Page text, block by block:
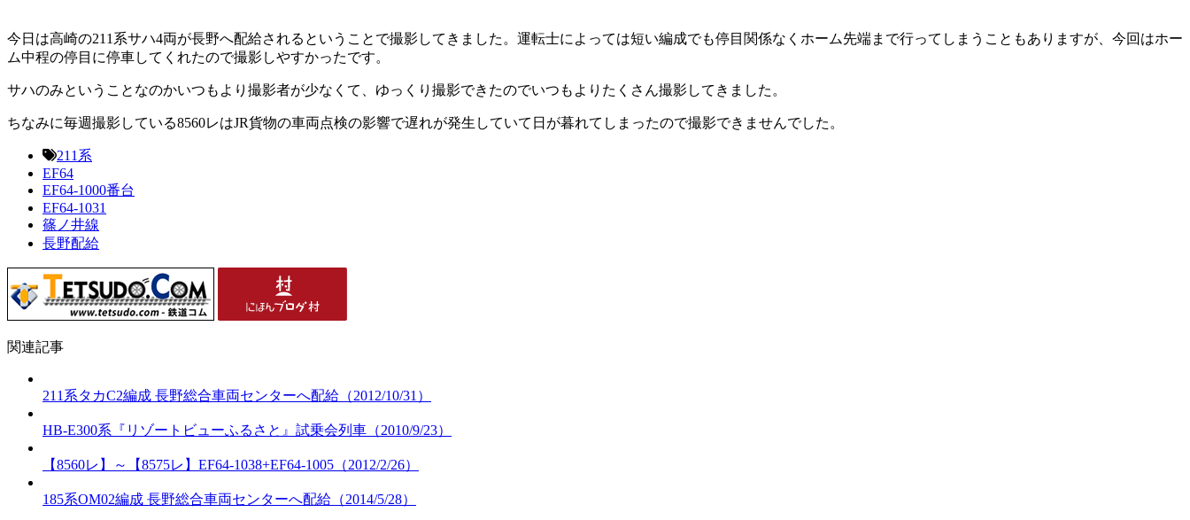
今日は高崎の211系サハ4両が長野へ配給されるということで撮影してきました。運転士によっては短い編成でも停目関係なくホーム先端まで行ってしまうこともありますが、今回はホー
ム中程の停目に停車してくれたので撮影しやすかったです。
サハのみということなのかいつもより撮影者が少なくて、ゆっくり撮影できたのでいつもよりたくさん撮影してきました。
ちなみに毎週撮影している8560レはJR貨物の車両点検の影響で遅れが発生していて日が暮れてしまったので撮影できませんでした。
211系
EF64
EF64-1000番台
EF64-1031
篠ノ井線
長野配給
関連記事
211系タカC2編成 長野総合車両センターへ配給（2012/10/31）
HB-E300系『リゾートビューふるさと』試乗会列車（2010/9/23）
【8560レ】～【8575レ】EF64-1038+EF64-1005（2012/2/26）
185系OM02編成 長野総合車両センターへ配給（2014/5/28）